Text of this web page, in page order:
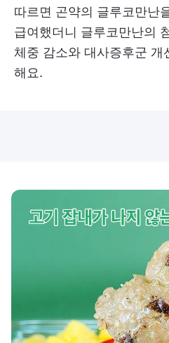
따르면 곤약의 글루코만난
급여했더니 글루코만난의
체중 감소와 대사증후군 개
해요.